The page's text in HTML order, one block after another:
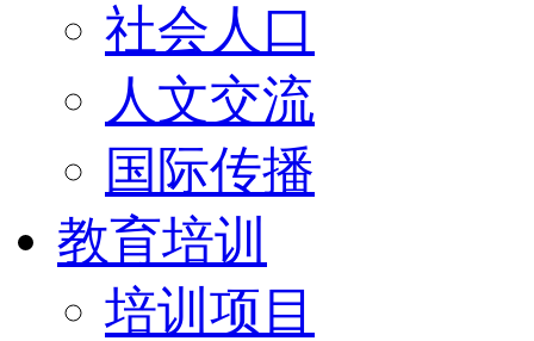
社会人口
人文交流
国际传播
教育培训
培训项目